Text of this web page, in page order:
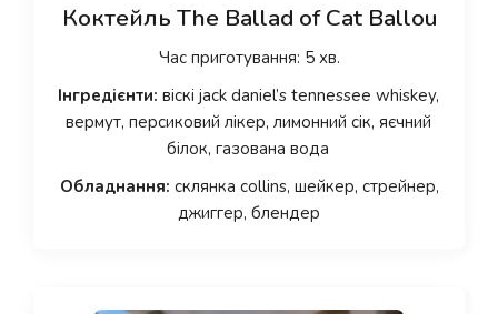
Коктейль The Ballad of Cat Ballou
Час приготування: 5 хв.
Інгредієнти: віскі jack daniel’s tennessee whiskey,
вермут, персиковий лікер, лимонний сік, яєчний
білок, газована вода
Обладнання: склянка collins, шейкер, стрейнер,
джиггер, блендер